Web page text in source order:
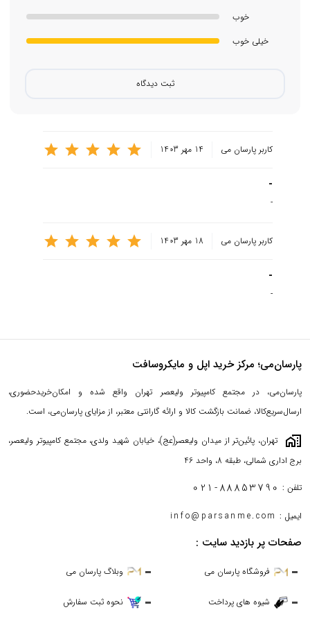
قلم اپل مدل Apple Pencil 2023 USB-C MUWA3، برای یادداشت
قابلیت، محل برخورد نوک قلم را با صفحه آیپد به‌صورت پیش نمایش و از
فاصله 12 میلی‌متری، نشان می‌دهد.
خوب
خیلی خوب
ثبت دیدگاه
کاربر پارسان می 14 مهر 1403
-
-
کاربر پارسان می 18 مهر 1403
-
-
پارسان‌می؛ مرکز خرید اپل و مایکروسافت
پارسان‌می، در مجتمع کامپیوتر ولیعصر تهران واقع شده و امکان‌خریدحضوری،
ارسال‌سریع‌کالا، ضمانت بازگشت کالا و ارائه گارانتی معتبر، از مزایای پارسان‌می، است.
maps_home_work
تهران، پائین‌تر از میدان ولیعصر(عج)، خیابان شهید ولدی، مجتمع کامپیوتر ولیعصر،
برج اداری شمالی، طبقه 8، واحد 46
تلفن : 021-88853790
ایمیل : info@parsanme.com
صفحات پر بازدید سایت :
فروشگاه پارسان می وبلاگ پارسان می
شیوه های پرداخت نحوه ثبت سفارش